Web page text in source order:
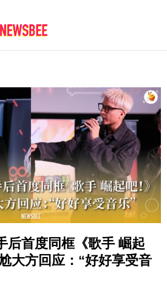
后首度同框《歌手 崛起
大方回应：“好好享受音